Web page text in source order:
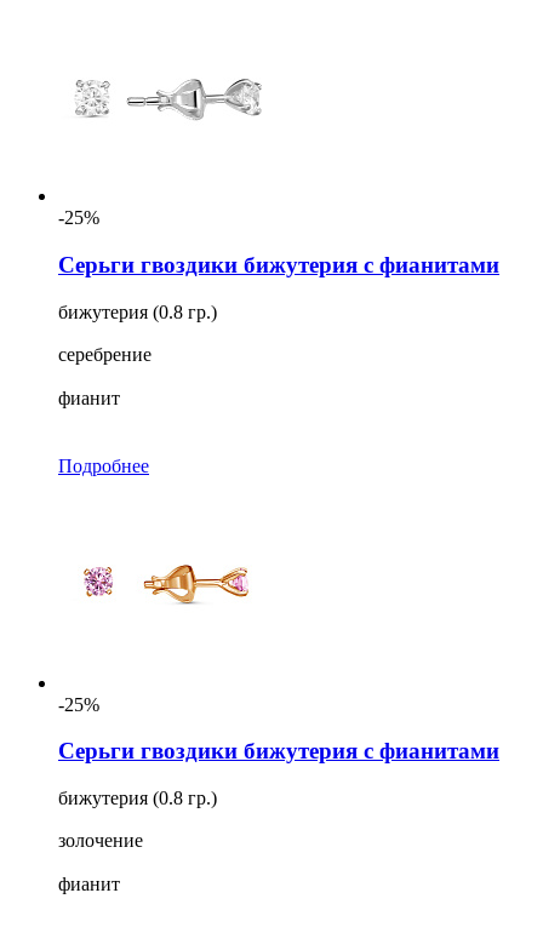
-25%
Серьги гвоздики бижутерия с фианитами
бижутерия (0.8 гр.)
серебрение
фианит
Подробнее
-25%
Серьги гвоздики бижутерия с фианитами
бижутерия (0.8 гр.)
золочение
фианит